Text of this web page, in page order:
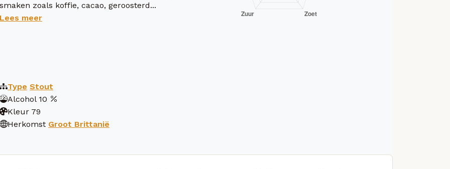
smaken zoals koffie, cacao, geroosterd...
Lees meer
Type Stout
Alcohol 10
Kleur 79
Herkomst Groot Brittanië